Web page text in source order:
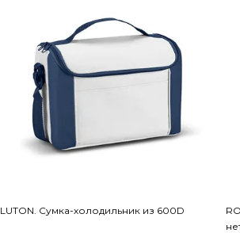
LUTON. Сумка-холодильник из 600D